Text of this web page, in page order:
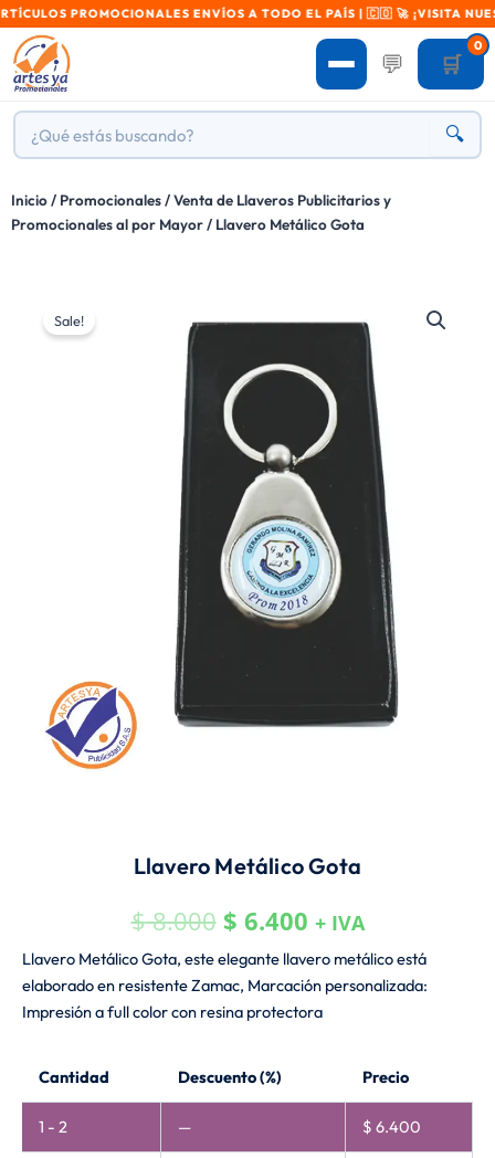
PROMOCIONALES ENVÍOS A TODO EL PAÍS | 🇨🇴 🚀 ¡VISITA
💬 🛒
0
🔍
Inicio/ Promocionales/Venta de Llaveros Publicitarios y
Promocionales al por Mayor/ Llavero Metálico Gota
Sale!
Llavero Metálico Gota
$8.000 $ 6.400 + IVA
Llavero Metálico Gota, este elegante llavero metálico está
elaborado en resistente Zamac, Marcación personalizada:
Impresión a full color con resina protectora
Cantidad Descuento (%) Precio
1 - 2 — $ 6.400
Metálico
Gota
cantidad